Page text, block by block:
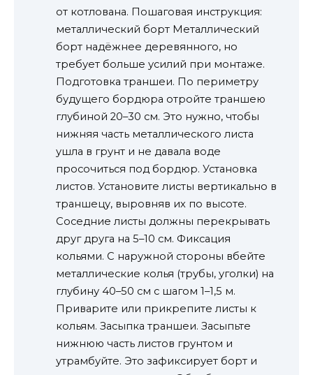
от котлована. Пошаговая инструкция:
металлический борт Металлический
борт надёжнее деревянного, но
требует больше усилий при монтаже.
Подготовка траншеи. По периметру
будущего бордюра отройте траншею
глубиной 20–30 см. Это нужно, чтобы
нижняя часть металлического листа
ушла в грунт и не давала воде
просочиться под бордюр. Установка
листов. Установите листы вертикально в
траншецу, выровняв их по высоте.
Соседние листы должны перекрывать
друг друга на 5–10 см. Фиксация
кольями. С наружной стороны вбейте
металлические колья (трубы, уголки) на
глубину 40–50 см с шагом 1–1,5 м.
Приварите или прикрепите листы к
кольям. Засыпка траншеи. Засыпьте
нижнюю часть листов грунтом и
утрамбуйте. Это зафиксирует борт и